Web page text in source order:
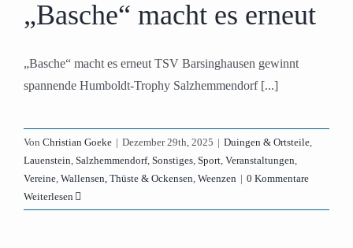
„Basche“ macht es erneut
„Basche“ macht es erneut TSV Barsinghausen gewinnt
spannende Humboldt-Trophy Salzhemmendorf [...]
Von Christian Goeke | Dezember 29th, 2025 | Duingen & Ortsteile
Lauenstein Salzhemmendorf, Sonstiges Sport Veranstaltungen
Vereine Wallensen, Thüste & Ockensen Weenzen | 0 Kommentare
Weiterlesen